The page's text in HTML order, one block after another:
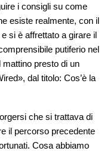
i consigli su come
esiste realmente, con il
si è affrettato a girare il
putiferio nel
mattino presto di un
dal titolo: Cos’è la
che si trattava di
il percorso precedente
Cosa abbiamo